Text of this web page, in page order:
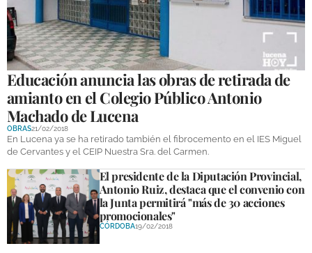
Educación anuncia las obras de retirada de
amianto en el Colegio Público Antonio
Machado de Lucena
OBRAS21/02/2018
En Lucena ya se ha retirado también el fibrocemento en el IES Miguel
de Cervantes y el CEIP Nuestra Sra. del Carmen.
El presidente de la Diputación Provincial,
Antonio Ruiz, destaca que el convenio con
la Junta permitirá "más de 30 acciones
promocionales"
CÓRDOBA19/02/2018